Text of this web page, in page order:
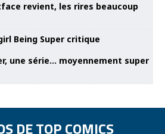
revient, les rires beaucoup
une série… moyennement super
DE TOP COMICS